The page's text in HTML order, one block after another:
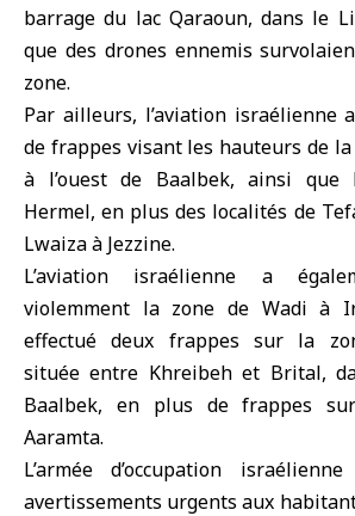
barrage du lac Qaraoun, dans le
que des drones ennemis
zone.
Par ailleurs, l’aviation israélienne
de frappes visant les hauteurs de
à l’ouest de Baalbek, ainsi que
Hermel, en plus des localités de
Lwaiza à Jezzine.
L’aviation israélienne a
violemment la zone de Wadi à
effectué deux frappes sur la
située entre Khreibeh et Brital,
Baalbek, en plus de frappes
Aaramta.
L’armée d’occupation
avertissements urgents aux